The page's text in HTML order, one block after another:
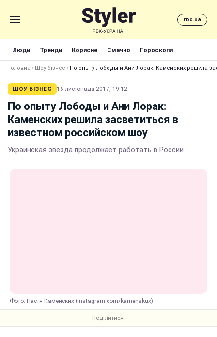
rbc.ua
Люди Тренди Корисне Смачно Гороскопи
Головна › Шоу бізнес › По опыту Лободы и Ани Лорак: Каменских решила
ШОУ БІЗНЕС 16 листопада 2017, 19:12
По опыту Лободы и Ани Лорак:
Каменских решила засветиться в
известном российском шоу
Украинская звезда продолжает работать в России
Фото: Настя Каменских (instagram.com/kamenskux)
Поділитися: